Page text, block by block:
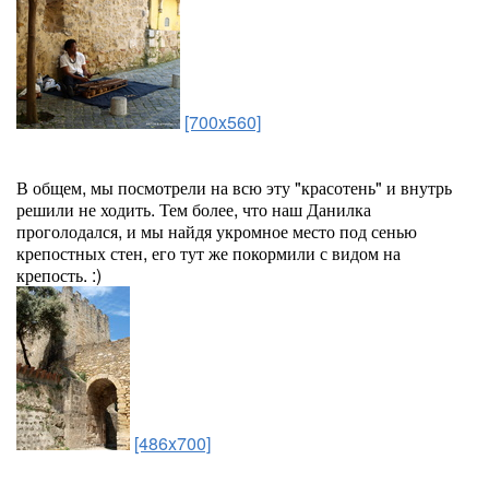
[700x560]
В общем, мы посмотрели на всю эту "красотень" и внутрь
решили не ходить. Тем более, что наш Данилка
проголодался, и мы найдя укромное место под сенью
крепостных стен, его тут же покормили с видом на
крепость. :)
[486x700]